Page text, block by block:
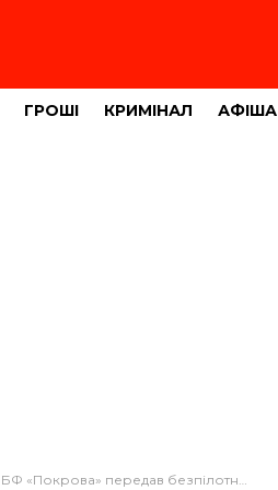
ГРОШІ КРИМІНАЛ АФІША
БФ «Покрова» передав безпілотники тернопільським артилеристам (ФОТО)